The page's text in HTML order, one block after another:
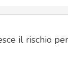
il rischio